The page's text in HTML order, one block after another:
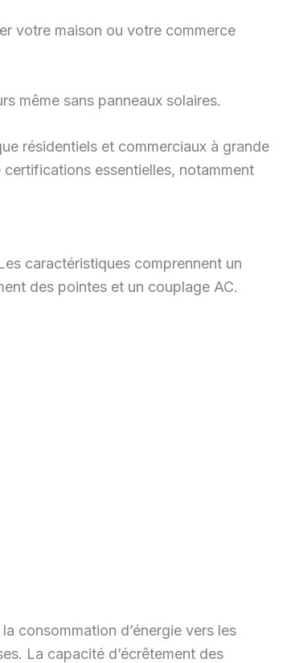
votre maison ou votre commerce
même sans panneaux solaires.
résidentiels et commerciaux à grande
essentielles, notamment
caractéristiques comprennent un
des pointes et un couplage AC.
consommation d’énergie vers les
La capacité d’écrêtement des